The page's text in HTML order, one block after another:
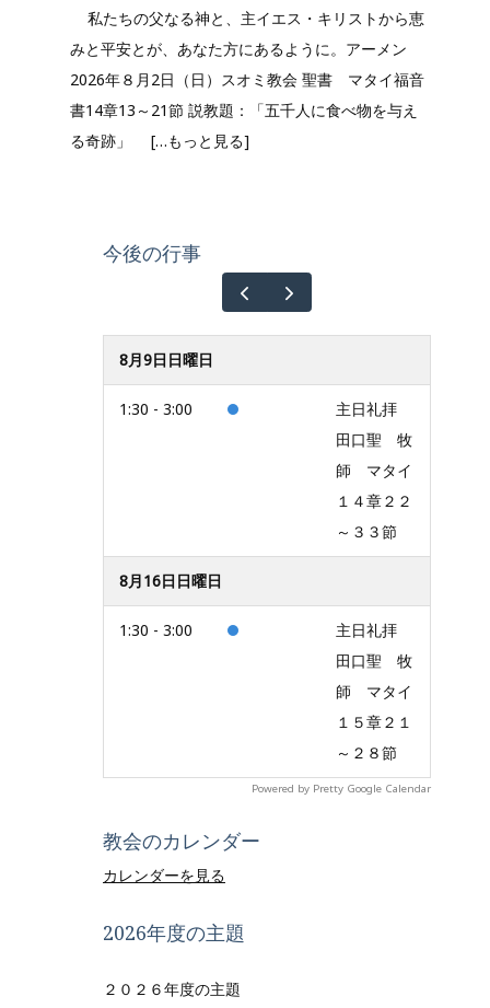
私たちの父なる神と、主イエス・キリストから恵
みと平安とが、あなた方にあるように。アーメン
2026年８月2日（日）スオミ教会 聖書 マタイ福音
書14章13～21節 説教題：「五千人に食べ物を与え
る奇跡」 […もっと見る]
今後の行事
8月9日日曜日
1:30 - 3:00
主日礼拝
田口聖 牧
師 マタイ
１４章２２
～３３節
8月16日日曜日
1:30 - 3:00
主日礼拝
田口聖 牧
師 マタイ
１５章２１
～２８節
Powered by Pretty Google Calendar
教会のカレンダー
カレンダーを見る
2026年度の主題
２０２６年度の主題